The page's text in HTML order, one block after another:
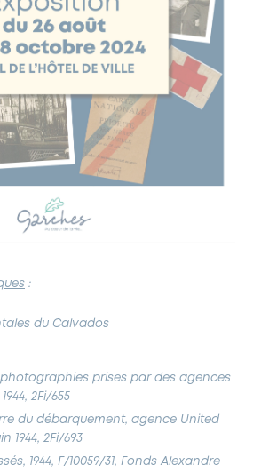
:
du Calvados
prises par des agences
2Fi/655
du débarquement, agence United
1944, 2Fi/693
1944, F/10059/31, Fonds Alexandre